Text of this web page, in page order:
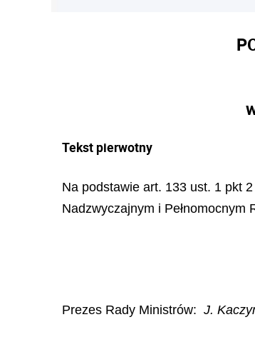
Tekst pierwotny
Na podstawie art. 133 ust. 1 pkt
Nadzwyczajnym i
Prezes Rady Ministrów: J.